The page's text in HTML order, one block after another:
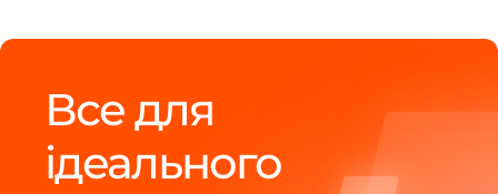
Все для
ідеального